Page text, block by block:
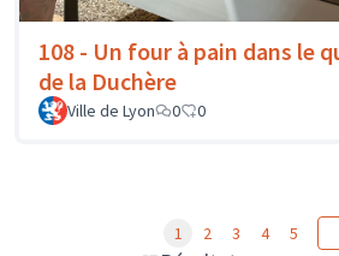
108 - Un four à pain dans le
de la Duchère
Ville de Lyon 0 0
1 2 3 4 5